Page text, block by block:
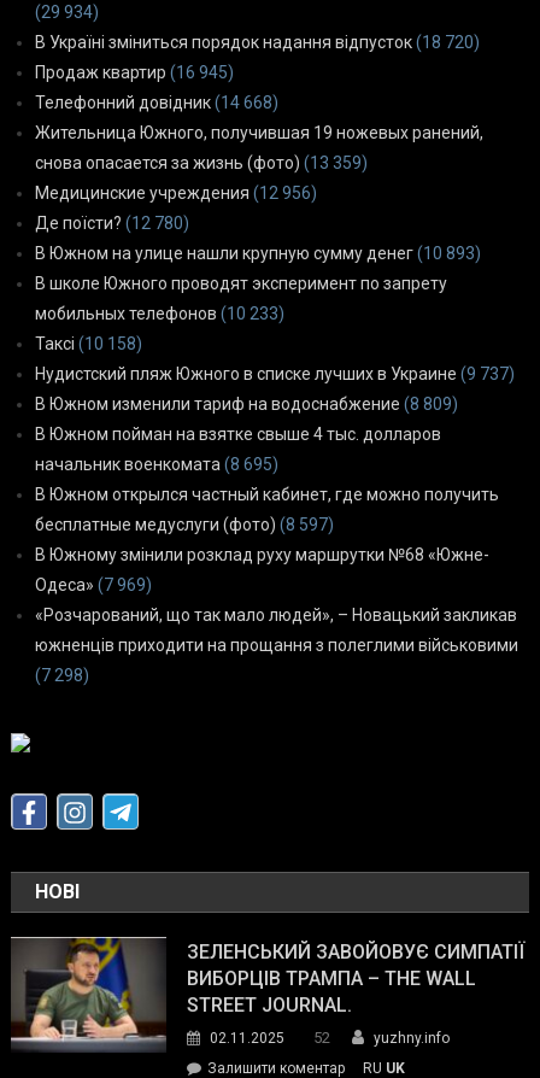
(29 934)
В Україні зміниться порядок надання відпусток(18 720)
Продаж квартир (16 945)
Телефонний довідник(14 668)
Жительница Южного, получившая 19 ножевых ранений,
снова опасается за жизнь (фото) (13 359)
Медицинские учреждения (12 956)
Де поїсти? (12 780)
В Южном на улице нашли крупную сумму денег(10 893)
В школе Южного проводят эксперимент по запрету
мобильных телефонов (10 233)
Таксі (10 158)
Нудистский пляж Южного в списке лучших в Украине (9 737)
В Южном изменили тариф на водоснабжение (8 809)
В Южном пойман на взятке свыше 4 тыс. долларов
начальник военкомата (8 695)
В Южном открылся частный кабинет, где можно получить
бесплатные медуслуги (фото) (8 597)
В Южному змінили розклад руху маршрутки №68 «Южне-
Одеса» (7 969)
«Розчарований, що так мало людей», – Новацький закликав
южненців приходити на прощання з полеглими військовими
(7 298)
НОВІ
ЗЕЛЕНСЬКИЙ ЗАВОЙОВУЄ СИМПАТІЇ
ВИБОРЦІВ ТРАМПА – THE WALL
STREET JOURNAL.
02.11.2025 52
yuzhny.info
Залишити коментарon
RU UK